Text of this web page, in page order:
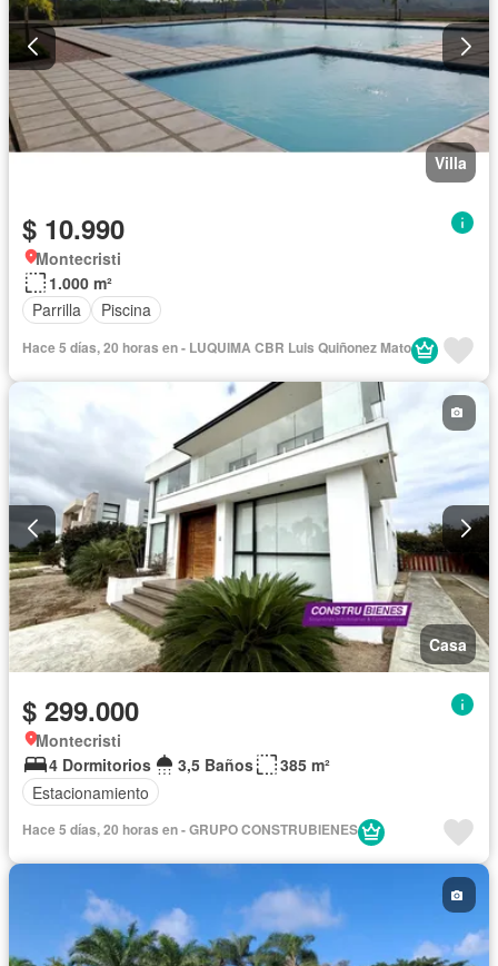
Villa
$ 10.990
Montecristi
1.000 m²
Parrilla
Piscina
Hace 5 días, 20 horas en - LUQUIMA CBR Luis Quiñonez Mato
Casa
$ 299.000
Montecristi
4 Dormitorios
3,5 Baños
385 m²
Estacionamiento
Hace 5 días, 20 horas en - GRUPO CONSTRUBIENES